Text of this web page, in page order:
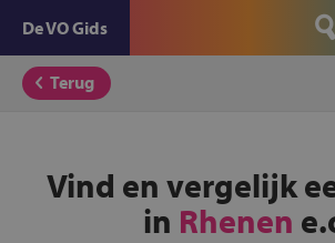
De VO Gids
Terug
Vind en vergelijk
in Rhenen